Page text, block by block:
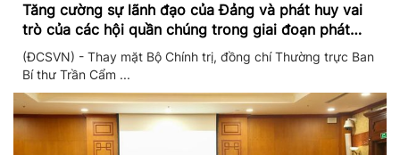
Tăng cường sự lãnh đạo của Đảng và phát huy vai
trò của các hội quần chúng trong giai đoạn phát
triển mới
(ĐCSVN) - Thay mặt Bộ Chính trị, đồng chí Thường trực Ban
Bí thư Trần Cẩm ...